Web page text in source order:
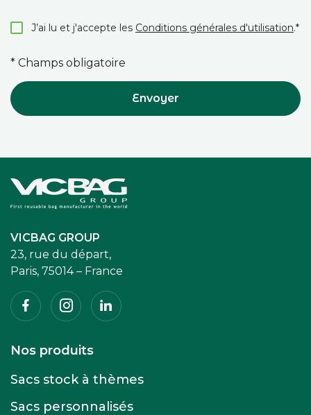
J’ai lu et j'accepte les Conditions générales d'utilisation.*
* Champs obligatoire
Envoyer
Accueil
VICBAG GROUP
23, rue du départ,
Paris, 75014 – France
FacebookInstagramLinkedin
Nos produits
Sacs stock à thèmes
Sacs personnalisés